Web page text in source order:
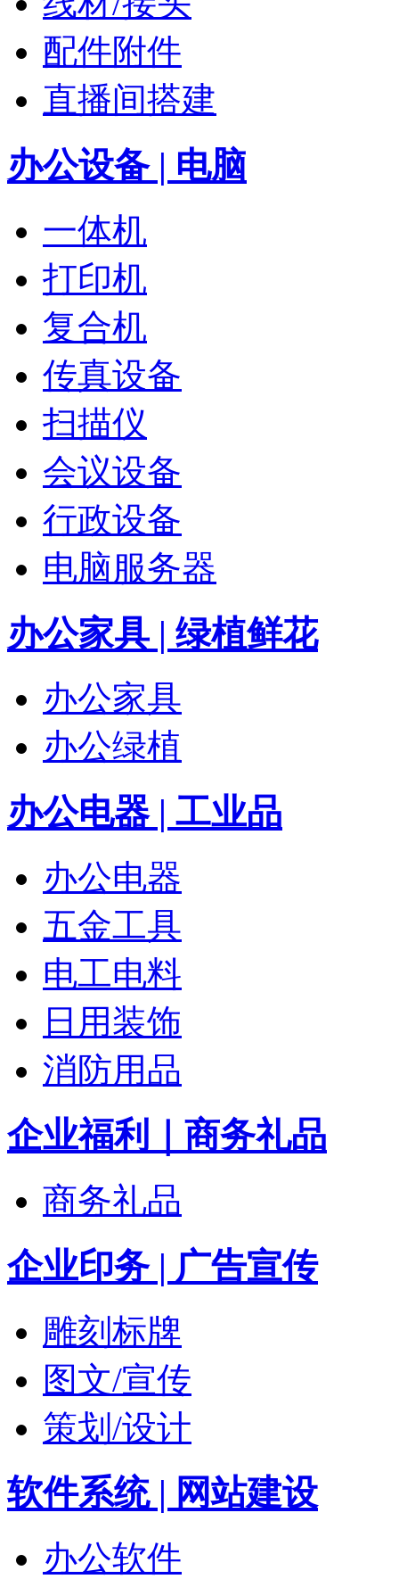
配件附件
直播间搭建
办公设备 | 电脑
一体机
打印机
复合机
传真设备
扫描仪
会议设备
行政设备
电脑服务器
办公家具 | 绿植鲜花
办公家具
办公绿植
办公电器 | 工业品
办公电器
五金工具
电工电料
日用装饰
消防用品
企业福利｜商务礼品
商务礼品
企业印务 | 广告宣传
雕刻标牌
图文/宣传
策划/设计
软件系统 | 网站建设
办公软件